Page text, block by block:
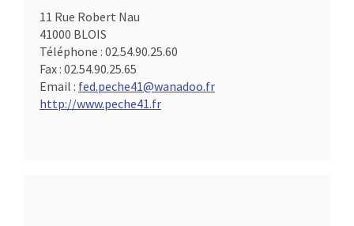
11 Rue Robert Nau
41000 BLOIS
Téléphone : 02.54.90.25.60
Fax : 02.54.90.25.65
Email : fed.peche41@wanadoo.fr
http://www.peche41.fr